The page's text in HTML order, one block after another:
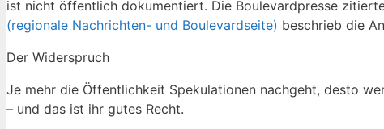
ist nicht öffentlich dokumentiert. Die Boulevardpresse
(regionale Nachrichten- und Boulevardseite) beschrieb die
Der Widerspruch
Je mehr die Öffentlichkeit Spekulationen nachgeht, desto
– und das ist ihr gutes Recht.